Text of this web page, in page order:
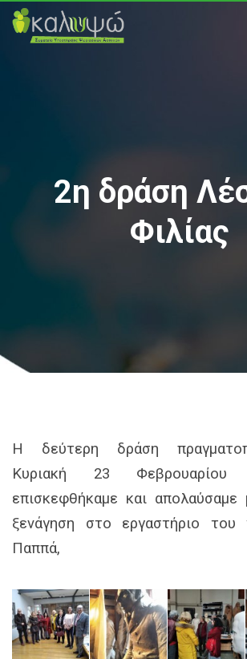
2η δράση
Φιλίας
Η δεύτερη δράση
Κυριακή 23
επισκεφθήκαμε και απολαύσαμε
ξενάγηση στο εργαστήριο του
Παππά,